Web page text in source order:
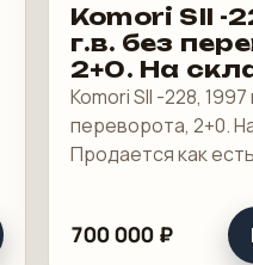
Komori SII -
г.в. без
2+0. На
Продается
Komori SII -228, 1997
переворота, 2+0.
Продается как
700 000 ₽